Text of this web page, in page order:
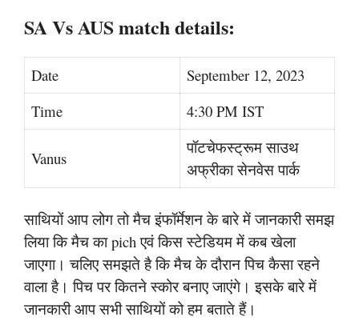
SA Vs AUS match details:
Date
September 12, 2023
Time
4:30 PM IST
Vanus
पॉटचेफस्ट्रूम साउथ
अफ्रीका सेनवेस पार्क
साथियों आप लोग तो मैच इंफॉर्मेशन के बारे में जानकारी समझ
लिया कि मैच का pich एवं किस स्टेडियम में कब खेला
जाएगा। चलिए समझते है कि मैच के दौरान पिच कैसा रहने
वाला है। पिच पर कितने स्कोर बनाए जाएंगे। इसके बारे में
जानकारी आप सभी साथियों को हम बताते हैं।